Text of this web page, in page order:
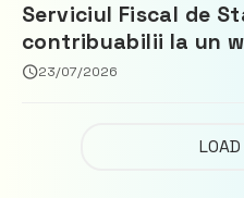
Serviciul Fiscal de
contribuabilii la un
privind calculul
23/07/2026